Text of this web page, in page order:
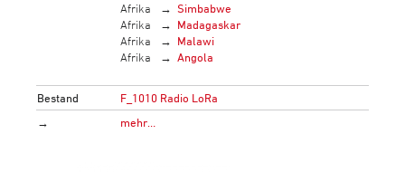
Afrika
Simbabwe
Afrika
Madagaskar
Afrika
Malawi
Afrika
Angola
Bestand
F_1010 Radio LoRa
→
mehr…